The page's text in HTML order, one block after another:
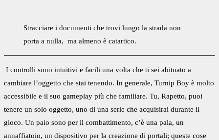
Stracciare i documenti che trovi lungo la strada non
porta a nulla, ma almeno è catartico.
I controlli sono intuitivi e facili una volta che ti sei abituato a
cambiare l’oggetto che stai tenendo. In generale, Turnip Boy è molto
accessibile e il suo gameplay più che familiare. Tu, Rapetto, puoi
tenere un solo oggetto, uno di una serie che acquisirai durante il
gioco. Un paio sono per il combattimento, c’è una pala, un
annaffiatoio, un dispositivo per la creazione di portali; queste cose